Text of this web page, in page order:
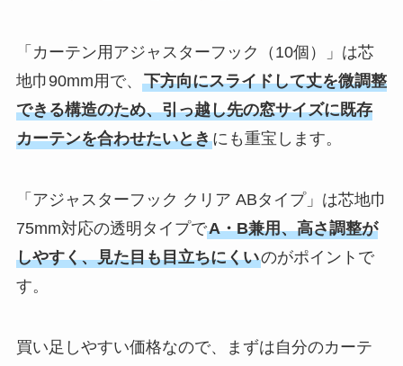
「カーテン用アジャスターフック（10個）」は芯
地巾90mm用で、 下方向にスライドして丈を微調整
できる構造のため、引っ越し先の窓サイズに既存
カーテンを合わせたいときにも重宝します。
「アジャスターフック クリア ABタイプ」は芯地巾
75mm対応の透明タイプでA・B兼用、高さ調整が
しやすく、見た目も目立ちにくいのがポイントで
す。
買い足しやすい価格なので、まずは自分のカーテ